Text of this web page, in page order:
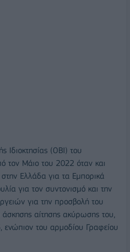
Ιδιοκτησίας (ΟΒΙ) του
τον Μάιο του 2022 όταν και
Ελλάδα για τα Εμπορικά
για τον συντονισμό και την
για την προσβολή του
αίτησης ακύρωσης του,
του αρμοδίου Γραφείου